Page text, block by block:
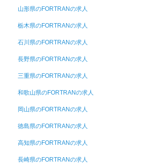
山形県のFORTRANの求人
栃木県のFORTRANの求人
石川県のFORTRANの求人
長野県のFORTRANの求人
三重県のFORTRANの求人
和歌山県のFORTRANの求人
岡山県のFORTRANの求人
徳島県のFORTRANの求人
高知県のFORTRANの求人
長崎県のFORTRANの求人